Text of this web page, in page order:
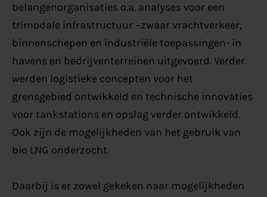
belangenorganisaties o.a. analyses voor een
trimodale infrastructuur –zwaar vrachtverkeer,
binnenschepen en industriële toepassingen- in
havens en bedrijventerreinen uitgevoerd. Verder
werden logistieke concepten voor het
grensgebied ontwikkeld en technische innovaties
voor tankstations en opslag verder ontwikkeld.
Ook zijn de mogelijkheden van het gebruik van
bio LNG onderzocht.
Daarbij is er zowel gekeken naar mogelijkheden